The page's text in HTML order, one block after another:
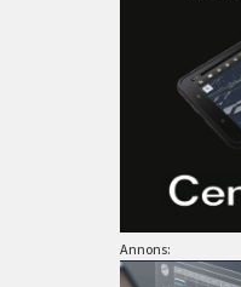
Annons: